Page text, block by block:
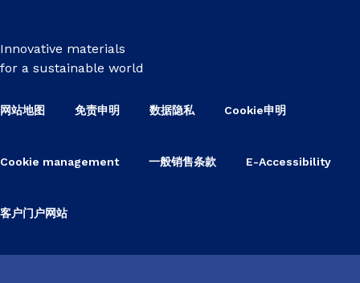
Innovative materials
for a sustainable world
网站地图 免责申明 数据隐私 Cookie申明
Cookie management 一般销售条款 E-Accessibility
客户门户网站